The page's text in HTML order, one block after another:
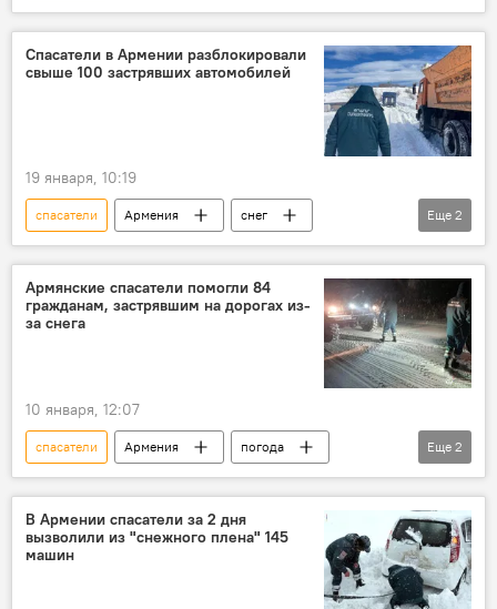
Новости Армения
Спасатели в Армении разблокировали
свыше 100 застрявших автомобилей
19 января, 10:19
спасатели Армения
снег
Общество
Новости Армения
Еще 2
Армянские спасатели помогли 84
гражданам, застрявшим на дорогах из-
за снега
10 января, 12:07
спасатели Армения
погода
Общество
Новости Армения
Еще 2
В Армении спасатели за 2 дня
вызволили из "снежного плена" 145
машин